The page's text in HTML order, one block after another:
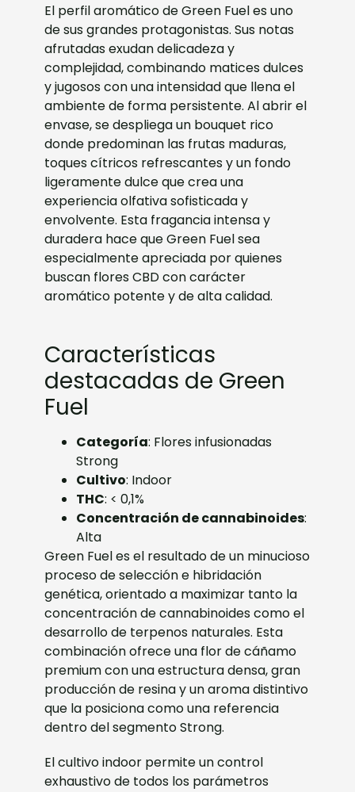
El perfil aromático de Green Fuel es uno
de sus grandes protagonistas. Sus notas
afrutadas exudan delicadeza y
complejidad, combinando matices dulces
y jugosos con una intensidad que llena el
ambiente de forma persistente. Al abrir el
envase, se despliega un bouquet rico
donde predominan las frutas maduras,
toques cítricos refrescantes y un fondo
ligeramente dulce que crea una
experiencia olfativa sofisticada y
envolvente. Esta fragancia intensa y
duradera hace que Green Fuel sea
especialmente apreciada por quienes
buscan flores CBD con carácter
aromático potente y de alta calidad.
Características
destacadas de Green
Fuel
Categoría: Flores infusionadas
Strong
Cultivo: Indoor
THC: < 0,1%
Concentración de cannabinoides:
Alta
Green Fuel es el resultado de un minucioso
proceso de selección e hibridación
genética, orientado a maximizar tanto la
concentración de cannabinoides como el
desarrollo de terpenos naturales. Esta
combinación ofrece una flor de cáñamo
premium con una estructura densa, gran
producción de resina y un aroma distintivo
que la posiciona como una referencia
dentro del segmento Strong.
El cultivo indoor permite un control
exhaustivo de todos los parámetros